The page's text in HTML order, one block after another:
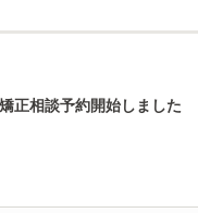
正相談予約開始しました